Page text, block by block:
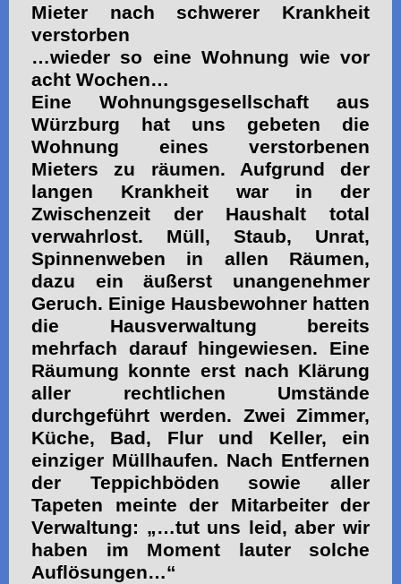
Mieter nach schwerer Krankheit
verstorben
…wieder so eine Wohnung wie vor
acht Wochen…
Eine Wohnungsgesellschaft aus
Würzburg hat uns gebeten die
Wohnung eines verstorbenen
Mieters zu räumen. Aufgrund der
langen Krankheit war in der
Zwischenzeit der Haushalt total
verwahrlost. Müll, Staub, Unrat,
Spinnenweben in allen Räumen,
dazu ein äußerst unangenehmer
Geruch. Einige Hausbewohner hatten
die Hausverwaltung bereits
mehrfach darauf hingewiesen. Eine
Räumung konnte erst nach Klärung
aller rechtlichen Umstände
durchgeführt werden. Zwei Zimmer,
Küche, Bad, Flur und Keller, ein
einziger Müllhaufen. Nach Entfernen
der Teppichböden sowie aller
Tapeten meinte der Mitarbeiter der
Verwaltung: „…tut uns leid, aber wir
haben im Moment lauter solche
Auflösungen…“